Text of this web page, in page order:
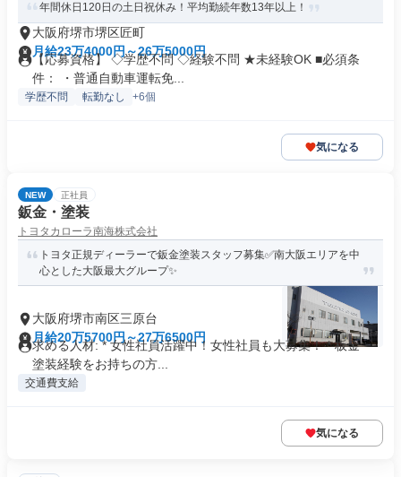
年間休日120日の土日祝休み！平均勤続年数13年以上！
大阪府堺市堺区匠町
月給23万4000円～26万5000円
【応募資格】 ◇学歴不問 ◇経験不問 ★未経験OK ■必須条
件： ・普通自動車運転免...
学歴不問 転勤なし +6個
気になる
NEW 正社員
鈑金・塗装
トヨタカローラ南海株式会社
トヨタ正規ディーラーで鈑金塗装スタッフ募集✅南大阪エリアを中
心とした大阪最大グループ✨
大阪府堺市南区三原台
月給20万5700円～27万6500円
求める人材: * 女性社員活躍中！女性社員も大募集！ * 板金・
塗装経験をお持ちの方...
交通費支給
気になる